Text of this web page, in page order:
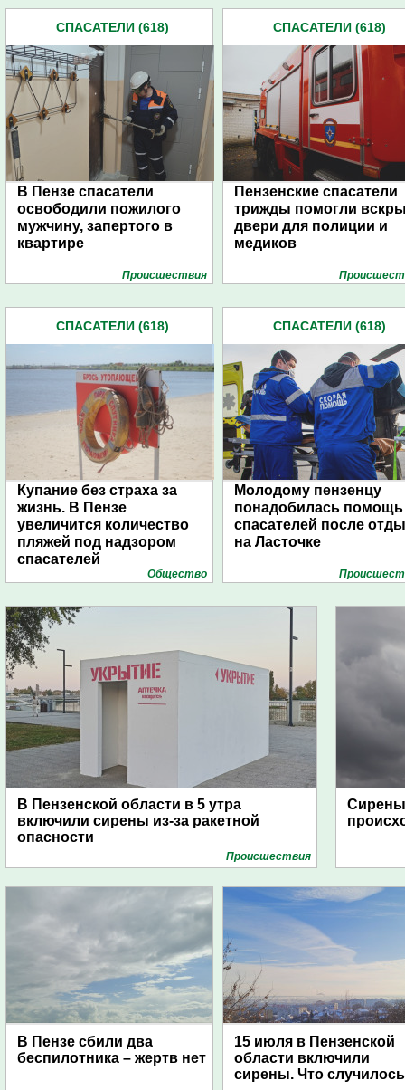
СПАСАТЕЛИ (618)
В Пензе спасатели
освободили пожилого
мужчину, запертого в
квартире
Проиcшествия
СПАСАТЕЛИ (618)
Пензенские спасатели
трижды помогли
двери для полиции и
медиков
СПАСАТЕЛИ (618)
Купание без страха за
жизнь. В Пензе
увеличится количество
пляжей под надзором
спасателей
Общество
СПАСАТЕЛИ (618)
Молодому пензенцу
понадобилась помощь
спасателей после
на Ласточке
В Пензенской области в 5 утра
включили сирены из-за ракетной
опасности
Проиcшествия
Сирены
В Пензе сбили два
беспилотника – жертв нет
15 июля в Пензенской
области включили
сирены. Что